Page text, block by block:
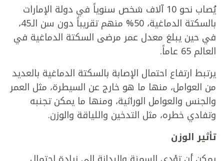
يُصاب نحو 10 آلاف شخص سنوياً في دولة الإمارات
بالسكتة الدماغية، 50% منهم تقريباً دون سن الـ45،
في حين يبلغ معدل عمر مرضى السكتة الدماغية في
العالم 65 عاماً.
يرتبط ارتفاع احتمال الإصابة بالسكتة الدماغية بالعديد
من العوامل، منها ما هو خارج عن السيطرة، مثل العمر
والجنس والعوامل الوراثية، ومنها ما يمكن تجنبه
وتفادي خطره، مثل التدخين واللياقة والوزن.
تأثير الوزن